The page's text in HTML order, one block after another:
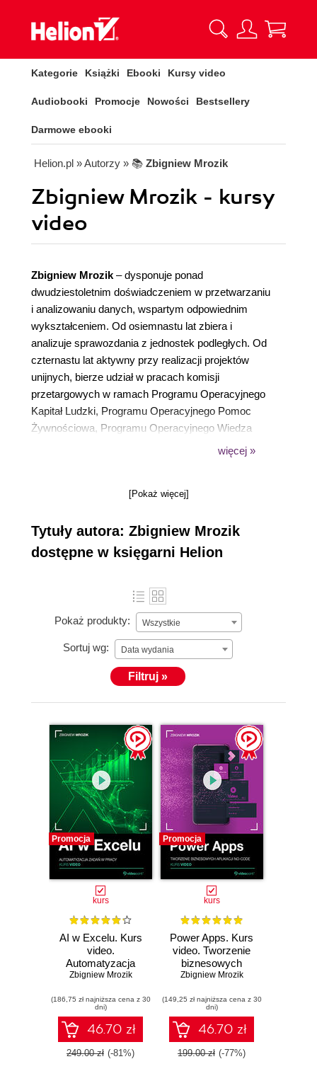
Kategorie Książki Ebooki Kursy video
Audiobooki Promocje Nowości Bestsellery
Darmowe ebooki
Helion.pl » Autorzy » 📚 Zbigniew Mrozik
Zbigniew Mrozik - kursy
video
Zbigniew Mrozik – dysponuje ponad
dwudziestoletnim doświadczeniem w przetwarzaniu
i analizowaniu danych, wspartym odpowiednim
wykształceniem. Od osiemnastu lat zbiera i
analizuje sprawozdania z jednostek podległych. Od
czternastu lat aktywny przy realizacji projektów
unijnych, bierze udział w pracach komisji
przetargowych w ramach Programu Operacyjnego
Kapitał Ludzki, Programu Operacyjnego Pomoc
Żywnościowa, Programu Operacyjnego Wiedza
Edukacja Rozwój, Program Operacyjny Polska
portale dla KW PSP Lublin, WPS MUW, kancelarii
Readaptacji i Pomocy Skazanym, a także Rejestr
Jednostek Pomocy Społecznej. Tworzy
rozproszone systemy informatyczne, takie jak SC
sprawozdań jednorazowych, system klęskowy,
walidator i inne. Jest związany z najwyższymi
szczeblami administracji publicznej, jego dziedziny
to prawo, negocjacje, zamówienia publiczne, finanse
publiczne. Pracował między innymi w Ministerstwie
Zdrowia, Kancelarii Prezesa Rady Ministrów,
Ministerstwie Rodziny, Pracy i Polityki Społecznej,
Techniczno-Handlowej, Uniwersytecie
Warszawskim. W czasie wolnym chętnie tworzy
skrypty automatyzujące pracę i aplikacje low-code,
pracuje również nad rozwiązaniami informatycznymi
wspierającymi osoby starsze.
więcej »
[Pokaż więcej]
Tytuły autora: Zbigniew Mrozik
dostępne w księgarni Helion
Pokaż produkty: Wszystkie
Sortuj wg: Data wydania
Filtruj »
Promocja
kurs
AI w Excelu. Kurs
video.
Automatyzacja
zadań w pracy
Zbigniew Mrozik
(186,75 zł najniższa cena z 30
dni)
46.70 zł
249.00 zł (-81%)
Promocja
kurs
Power Apps. Kurs
video. Tworzenie
biznesowych
aplikacji no-code
Zbigniew Mrozik
(149,25 zł najniższa cena z 30
dni)
46.70 zł
199.00 zł (-77%)